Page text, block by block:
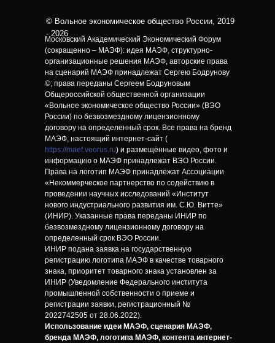
© Вольное экономическое общество России, 2019
- 2026
Московский Академический Экономический Форум
(сокращенно – МАЭФ): идея МАЭФ, структурно-
организационные решения МАЭФ, авторские права
на сценарий МАЭФ принадлежат Сергею Бодрунову
©; права переданы Сергеем Бодруновым
Общероссийской общественной организации
«Вольное экономическое общество России» (ВЭО
России) по безвозмездному лицензионному
договору на определенный срок. Все права на бренд
МАЭФ, настоящий интернет-сайт (
https://maef.veorus.ru) и размещённые видео, фото и
информацию о МАЭФ принадлежат ВЭО России.
Права на логотип МАЭФ принадлежат Ассоциации
«Некоммерческое партнерство по содействию в
проведении научных исследований «Институт
нового индустриального развития им. С.Ю. Витте»
(ИНИР). Указанные права переданы ИНИР по
безвозмездному лицензионному договору на
определенный срок ВЭО России.
ИНИР подана заявка на государственную
регистрацию логотипа МАЭФ в качестве товарного
знака, приоритет товарного знака установлен за
ИНИР (Уведомление Федерального института
промышленной собственности о приеме и
регистрации заявки, регистрационный №
2022742505 от 28.06.2022).
Использование идеи МАЭФ, сценария МАЭФ,
бренда МАЭФ, логотипа МАЭФ, контента интернет-